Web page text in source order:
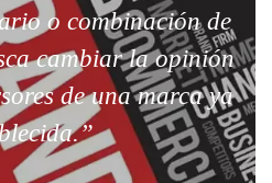
o combinación de
cambiar la opinión
de una marca ya